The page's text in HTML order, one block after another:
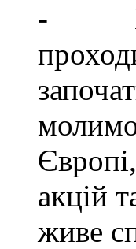
-
акцій
живе